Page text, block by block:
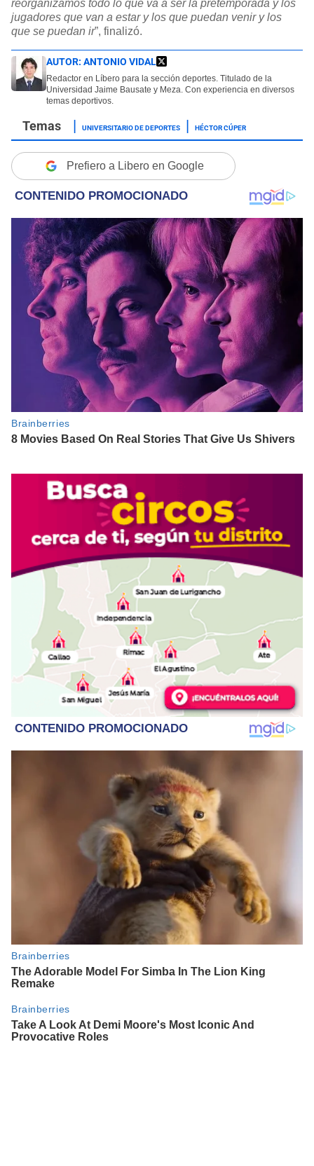
reorganizamos todo lo que va a ser la pretemporada y los
jugadores que van a estar y los que puedan venir y los
que se puedan ir”, finalizó.
AUTOR: ANTONIO VIDAL
Redactor en Líbero para la sección deportes. Titulado de la
Universidad Jaime Bausate y Meza. Con experiencia en diversos
temas deportivos.
UNIVERSITARIO DE DEPORTES HÉCTOR CÚPER
Prefiero a Libero en Google